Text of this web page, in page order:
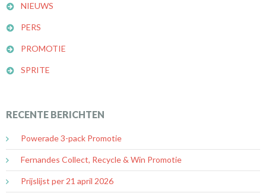
NIEUWS
PERS
PROMOTIE
SPRITE
RECENTE BERICHTEN
Powerade 3-pack Promotie
Fernandes Collect, Recycle & Win Promotie
Prijslijst per 21 april 2026